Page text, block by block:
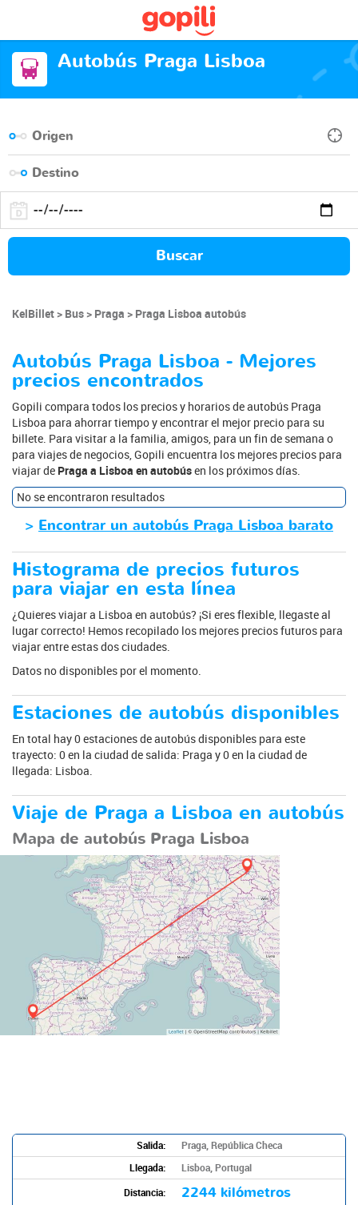
Autobús Praga Lisboa
Buscar
KelBillet Bus Praga Praga Lisboa autobús
Autobús Praga Lisboa - Mejores
precios encontrados
Gopili compara todos los precios y horarios de autobús Praga
Lisboa para ahorrar tiempo y encontrar el mejor precio para su
billete. Para visitar a la familia, amigos, para un fin de semana o
para viajes de negocios, Gopili encuentra los mejores precios para
viajar de Praga a Lisboa en autobúsen los próximos días.
No se encontraron resultados
> Encontrar un autobús Praga Lisboa barato
Histograma de precios futuros
para viajar en esta línea
¿Quieres viajar a Lisboa en autobús? ¡Si eres flexible, llegaste al
lugar correcto! Hemos recopilado los mejores precios futuros para
viajar entre estas dos ciudades.
Datos no disponibles por el momento.
Estaciones de autobús disponibles
En total hay 0 estaciones de autobús disponibles para este
trayecto: 0 en la ciudad de salida: Praga y 0 en la ciudad de
llegada: Lisboa.
Viaje de Praga a Lisboa en autobús
Mapa de autobús Praga Lisboa
Salida:
Praga, República Checa
Llegada:
Lisboa, Portugal
Distancia:
2244 kilómetros